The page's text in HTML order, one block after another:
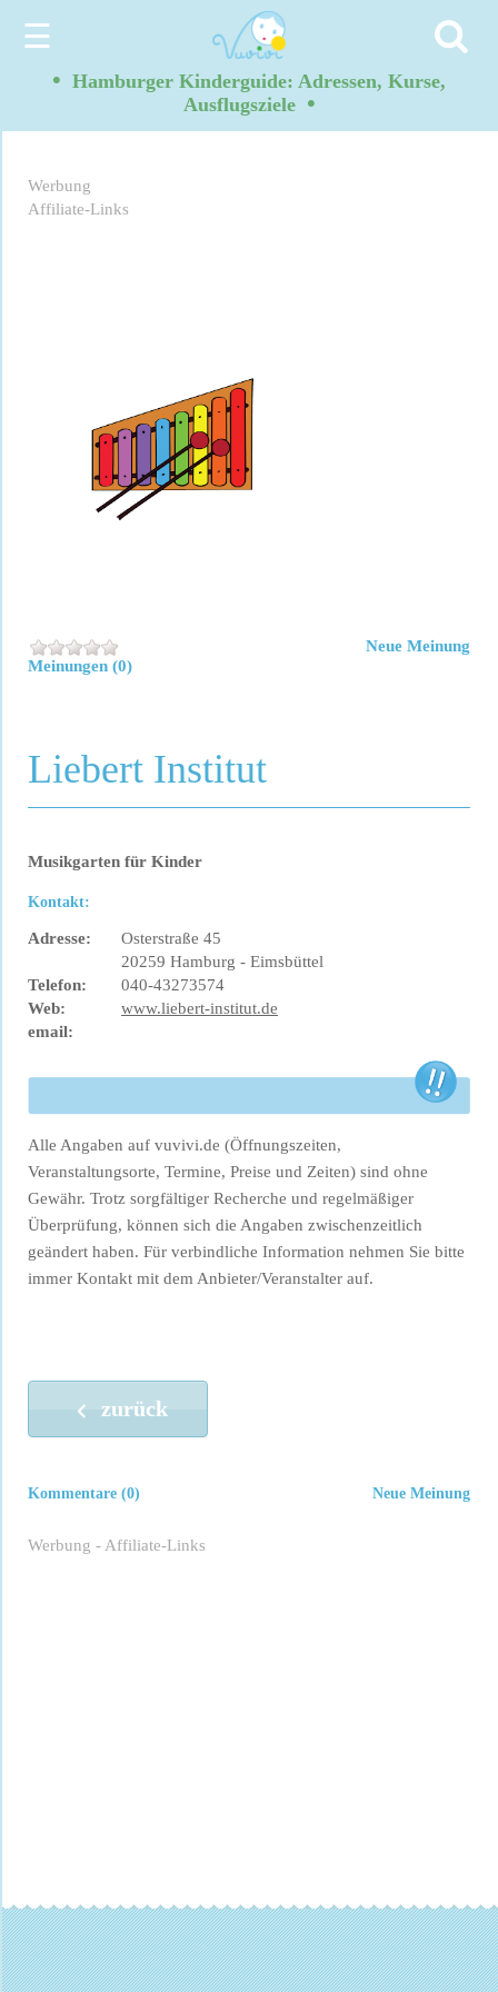
☰
• Hamburger Kinderguide: Adressen, Kurse,
Ausflugsziele •
Werbung
Affiliate-Links
Meinungen (0)
Neue Meinung
Liebert Institut
Musikgarten für Kinder
Kontakt:
Adresse:
Osterstraße 45
20259 Hamburg - Eimsbüttel
Telefon:
040-43273574
Web:
www.liebert-institut.de
email:
Alle Angaben auf vuvivi.de (Öffnungszeiten,
Veranstaltungsorte, Termine, Preise und Zeiten) sind ohne
Gewähr. Trotz sorgfältiger Recherche und regelmäßiger
Überprüfung, können sich die Angaben zwischenzeitlich
geändert haben. Für verbindliche Information nehmen Sie bitte
immer Kontakt mit dem Anbieter/Veranstalter auf.
zurück
Neue Meinung
Kommentare (0)
Werbung - Affiliate-Links